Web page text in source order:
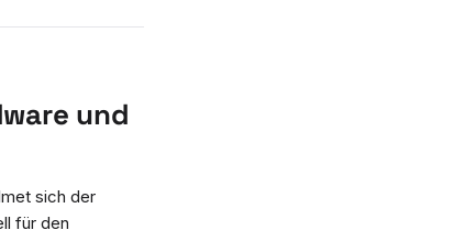
und
sich der
für den